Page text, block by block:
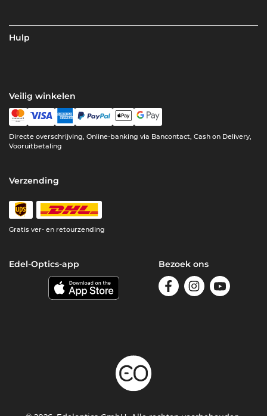
Hulp
Veilig winkelen
Directe overschrijving, Online-banking via Bancontact, Cash on Delivery,
Vooruitbetaling
Verzending
Gratis ver- en retourzending
Edel-Optics-app Bezoek ons